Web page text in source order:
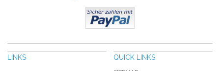
LINKS QUICK LINKS